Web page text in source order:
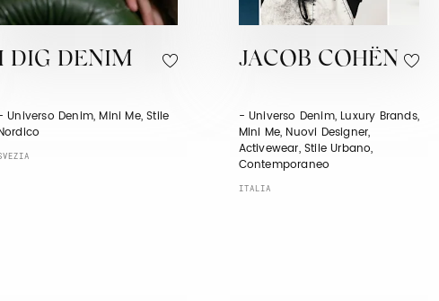
DIG DENIM
Universo Denim, Mini Me, Stile
JACOB COHËN
- Universo Denim, Luxury Brands,
Mini Me, Nuovi Designer,
Activewear, Stile Urbano,
Contemporaneo
ITALIA